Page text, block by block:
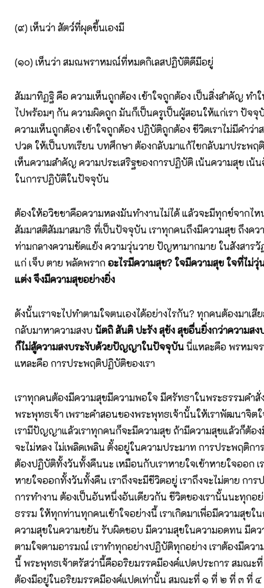
(๙) เห็นว่า สัตว์ที่ผุดขึ้นเองมี
(๑๐) เห็นว่า สมณพราหมณ์ที่หมดกิเลสปฏิบัติดีมีอยู่
สัมมาทิฏฐิ คือ ความเห็นถูกต้อง เข้าใจถูกต้อง เป็นสิ่งสำคัญ ทำ
ไปพร้อมๆ กัน ความผิดถูก มันก็เป็นครูเป็นผู้สอนให้แก่เรา ปัจจุ
ความเห็นถูกต้อง เข้าใจถูกต้อง ปฏิบัติถูกต้อง ชีวิตเราไม่มีคำว่า
ปวด ให้เป็นบทเรียน บทศึกษา ต้องกลับมาแก้ไขกลับมาประพฤ
เห็นความสำคัญ ความประเสริฐของการปฏิบัติ เน้นความสุข เน้
ในการปฏิบัติในปัจจุบัน
ต้องให้อวิชชาคือความหลงมันทำงานไม่ได้ แล้วจะมีทุกข์จากไ
สัมมาสติสัมมาสมาธิ ที่เป็นปัจจุบัน เราทุกคนถึงมีความสุข ถึงค
ท่ามกลางความขัดแย้ง ความวุ่นวาย ปัญหามากมาย ในสังสารวั
แก่ เจ็บ ตาย พลัดพรากอะไรมีความสุข?ใจมีความสุข ใจที่ไม่วุ่
แต่ง จึงมีความสุขอย่างยิ่ง
ดังนั้นเราจะไปทำตามใจตนเองได้อย่างไรกัน? ทุกคนต้องมาเสี
กลับมาหาความสงบนัตถิ สันติ ปะรัง สุขัง สุขอื่นยิ่งกว่าความสง
ก็ไม่สู้ความสงบระงับด้วยปัญญาในปัจจุบันนี่แหละคือ พรหมจร
แหละคือ การประพฤติปฏิบัติของเรา
เราทุกคนต้องมีความสุขมีความพอใจ มีศรัทธาในพระธรรมคำสั่
พระพุทธเจ้า เพราะคำสอนของพระพุทธเจ้านั้นให้เราพัฒนาจิ
เรามีปัญญาแล้วเราทุกคนก็จะมีความสุข ถ้ามีความสุขแล้วก็ต้อ
จะไม่หลง ไม่เพลิดเพลิน ตั้งอยู่ในความประมาท การประพฤติกา
ต้องปฏิบัติทั้งวันทั้งคืนนะ เหมือนกับเราหายใจเข้าหายใจออก เ
หายใจออกทั้งวันทั้งคืน เราถึงจะมีชีวิตอยู่ เราถึงจะไม่ตาย กา
การทำงาน ต้องเป็นอันหนึ่งอันเดียวกัน ชีวิตของเรานั้นนะทุกอ
ธรรม ให้ทุกท่านทุกคนเข้าใจอย่างนี้ เราเกิดมาเพื่อมีความสุขใน
ความสุขในความขยัน รับผิดชอบ มีความสุขในความอดทน มีคว
ตามใจตามอารมณ์ เราทำทุกอย่างปฏิบัติทุกอย่าง เราต้องมีค
นี้ พระพุทธเจ้าตรัสว่านี้คืออริยมรรคมีองค์แปดประการ สมณะ
ต้องมีอยู่ในอริยมรรคมีองค์แปดเท่านั้น สมณะที่ ๑ ที่ ๒ ที่ ๓ ที่ ๔